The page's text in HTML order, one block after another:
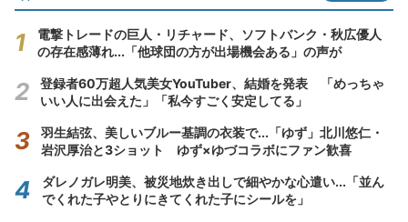
電撃トレードの巨人・リチャード、ソフトバンク・秋広優人
の存在感薄れ...「他球団の方が出場機会ある」の声が
登録者60万超人気美女YouTuber、結婚を発表 「めっちゃ
いい人に出会えた」「私今すごく安定してる」
羽生結弦、美しいブルー基調の衣装で...「ゆず」北川悠仁・
岩沢厚治と3ショット ゆず×ゆづコラボにファン歓喜
ダレノガレ明美、被災地炊き出しで細やかな心遣い...「並ん
でくれた子やとりにきてくれた子にシールを」